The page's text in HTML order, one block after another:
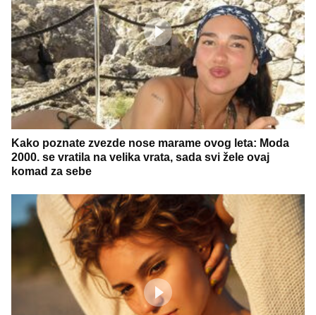
Kako poznate zvezde nose marame ovog leta: Moda
2000. se vratila na velika vrata, sada svi žele ovaj
komad za sebe